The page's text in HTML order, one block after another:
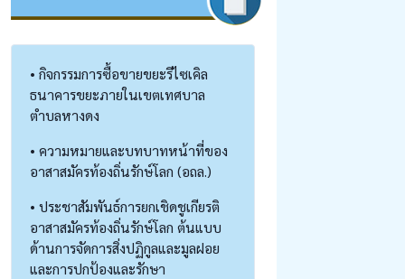
• กิจกรรมการซื้อขายขยะรีไซเคิล
ธนาคารขยะภายในเขตเทศบาล
ตำบลหางดง
• ความหมายและบทบาทหน้าที่ของ
อาสาสมัครท้องถิ่นรักษ์โลก (อถล.)
• ประชาสัมพันธ์การยกเชิดชูเกียรติ
อาสาสมัครท้องถิ่นรักษ์โลก ต้นแบบ
ด้านการจัดการสิ่งปฏิกูลและมูลฝอย
และการปกป้องและรักษา